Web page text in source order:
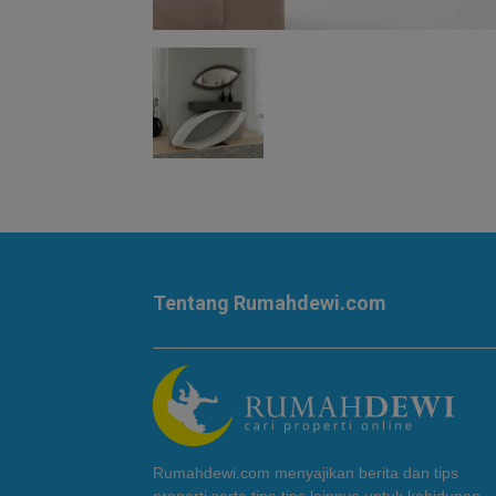
Tentang Rumahdewi.com
Rumahdewi.com menyajikan berita dan tips